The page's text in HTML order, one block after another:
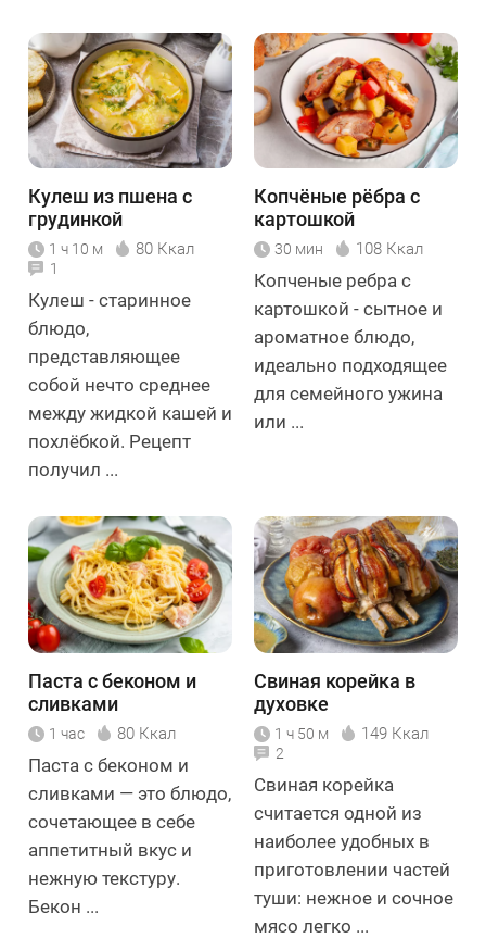
Кулеш из пшена с
грудинкой
1 ч 10 м 80 Ккал
1
Кулеш - старинное
блюдо,
представляющее
собой нечто среднее
между жидкой кашей и
похлёбкой. Рецепт
получил ...
Копчёные рёбра с
картошкой
30 мин 108 Ккал
Копченые ребра с
картошкой - сытное и
ароматное блюдо,
идеально подходящее
для семейного ужина
или ...
Паста с беконом и
сливками
1 час 80 Ккал
Паста с беконом и
сливками — это блюдо,
сочетающее в себе
аппетитный вкус и
нежную текстуру.
Бекон ...
Свиная корейка в
духовке
1 ч 50 м 149 Ккал
2
Свиная корейка
считается одной из
наиболее удобных в
приготовлении частей
туши: нежное и сочное
мясо легко ...